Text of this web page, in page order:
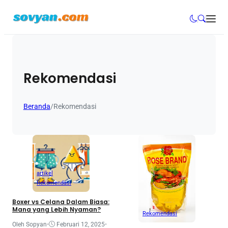
Rekomendasi
Beranda/Rekomendasi
artikel
Rekomendasi
Boxer vs Celana Dalam Biasa:
Mana yang Lebih Nyaman?
Oleh Sopyan• Februari 12, 2025•
Rekomendasi